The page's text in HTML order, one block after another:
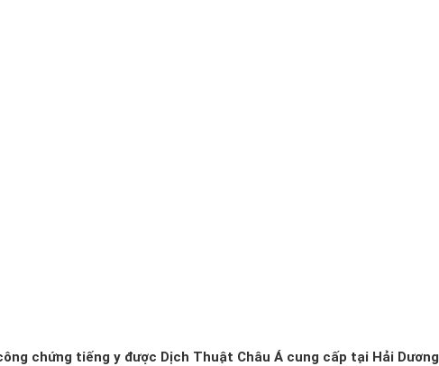
chứng tiếng y được Dịch Thuật Châu Á cung cấp tại Hải Dương